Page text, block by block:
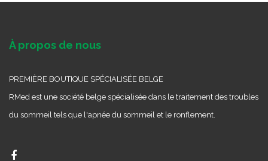
À propos de nous
PREMIÈRE BOUTIQUE SPÉCIALISÉE BELGE
RMed est une société belge spécialisée dans le traitement des troubles
du sommeil tels que l'apnée du sommeil et le ronflement.